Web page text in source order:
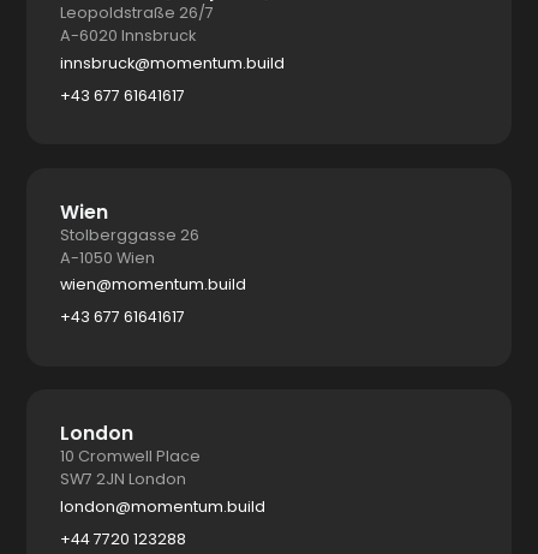
Leopoldstraße 26/7
A-6020 Innsbruck
innsbruck@momentum.build
+43 677 61641617
Wien
Stolberggasse 26
A-1050 Wien
wien@momentum.build
+43 677 61641617
London
10 Cromwell Place
SW7 2JN London
london@momentum.build
+44 7720 123288